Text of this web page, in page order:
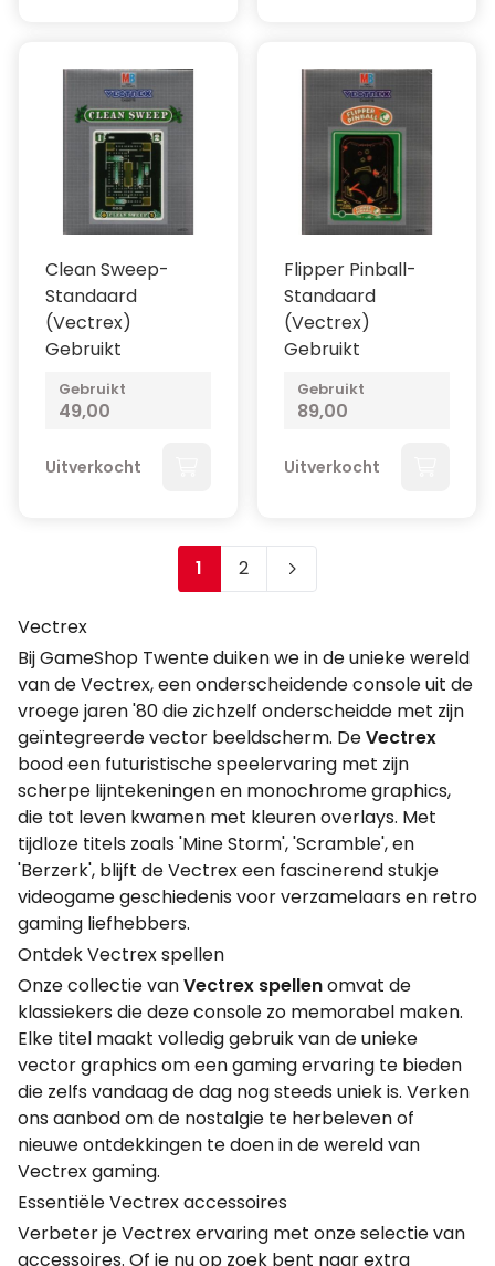
Clean Sweep-
Standaard
(Vectrex)
Gebruikt
Gebruikt
49,00
Uitverkocht
Flipper Pinball-
Standaard
(Vectrex)
Gebruikt
Gebruikt
89,00
Uitverkocht
Je leest momenteel pagina
1 Pagina
2
Vectrex
Bij GameShop Twente duiken we in de unieke wereld
van de Vectrex, een onderscheidende console uit de
vroege jaren '80 die zichzelf onderscheidde met zijn
geïntegreerde vector beeldscherm. DeVectrex
bood een futuristische speelervaring met zijn
scherpe lijntekeningen en monochrome graphics,
die tot leven kwamen met kleuren overlays. Met
tijdloze titels zoals 'Mine Storm', 'Scramble', en
'Berzerk', blijft de Vectrex een fascinerend stukje
videogame geschiedenis voor verzamelaars en retro
gaming liefhebbers.
Ontdek Vectrex spellen
Onze collectie vanVectrex spellenomvat de
klassiekers die deze console zo memorabel maken.
Elke titel maakt volledig gebruik van de unieke
vector graphics om een gaming ervaring te bieden
die zelfs vandaag de dag nog steeds uniek is. Verken
ons aanbod om de nostalgie te herbeleven of
nieuwe ontdekkingen te doen in de wereld van
Vectrex gaming.
Essentiële Vectrex accessoires
Verbeter je Vectrex ervaring met onze selectie van
accessoires. Of je nu op zoek bent naar extra